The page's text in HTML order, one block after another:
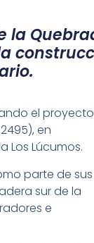
la
el
en
Los Lúcumos.
parte de sus
sur de la
e